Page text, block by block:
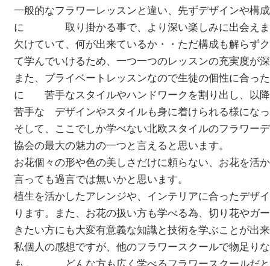
一般的なフラワーレッスンと違い、先ずデザインや構
に 取り掛かる事で、より深い楽しみに出会えます
欠けていて、何が出来ているか・・ただ構成も解らず
て学んでいけるため、一つ一つのレッスンの充実度が
また、プライベートレッスンなので生徒の個性に合っ
に 苦手なスタイルやハンドワークを割り出し、以降
苦手な デザインやスタイルも身に着けられる様にな
そして、ここでしか学べない北欧スタイルのフラワ
協会の最大の魅力の一つと言えると思います。
お花個々の形や色の美しさだけに頼らない、お花を活
言っても過言では無いかと思います。
植生を活かしたアレンジや、インテリアに合ったデザ
ります。また、お花の扱い方も学べる為、切り花やガ
きたい方にも大変有意義な知識と技術を学ぶことが出
私個人の感想ですが、他のフラワースクールで物足り
も、 どんな方も広く学べるフラワースクールだと